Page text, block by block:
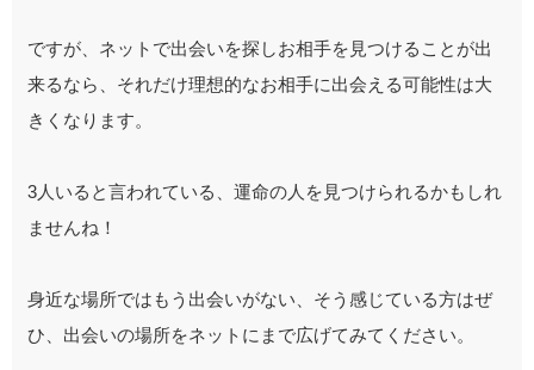
ですが、ネットで出会いを探しお相手を見つけることが出
来るなら、それだけ理想的なお相手に出会える可能性は大
きくなります。
3人いると言われている、運命の人を見つけられるかもしれ
ませんね！
身近な場所ではもう出会いがない、そう感じている方はぜ
ひ、出会いの場所をネットにまで広げてみてください。